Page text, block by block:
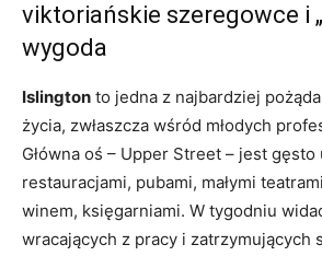
viktoriańskie szeregowce i
wygoda
Islington to jedna z najbardziej
życia, zwłaszcza wśród młodych
Główna oś – Upper Street – jest gęsto
restauracjami, pubami, małymi
winem, księgarniami. W tygodniu
wracających z pracy i zatrzymujących